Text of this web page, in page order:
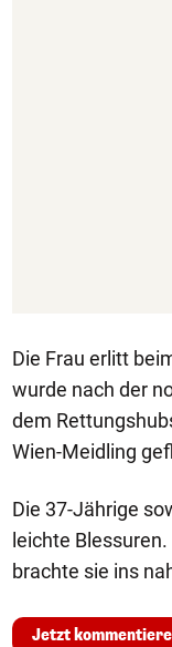
Die Frau erlitt
wurde nach der
dem
Wien-Meidling
Die 37-Jährige
leichte
brachte sie ins
Jetzt